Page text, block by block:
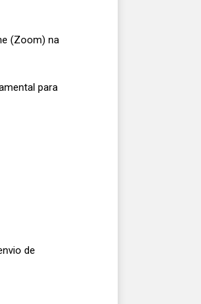
(Zoom) na
para
de